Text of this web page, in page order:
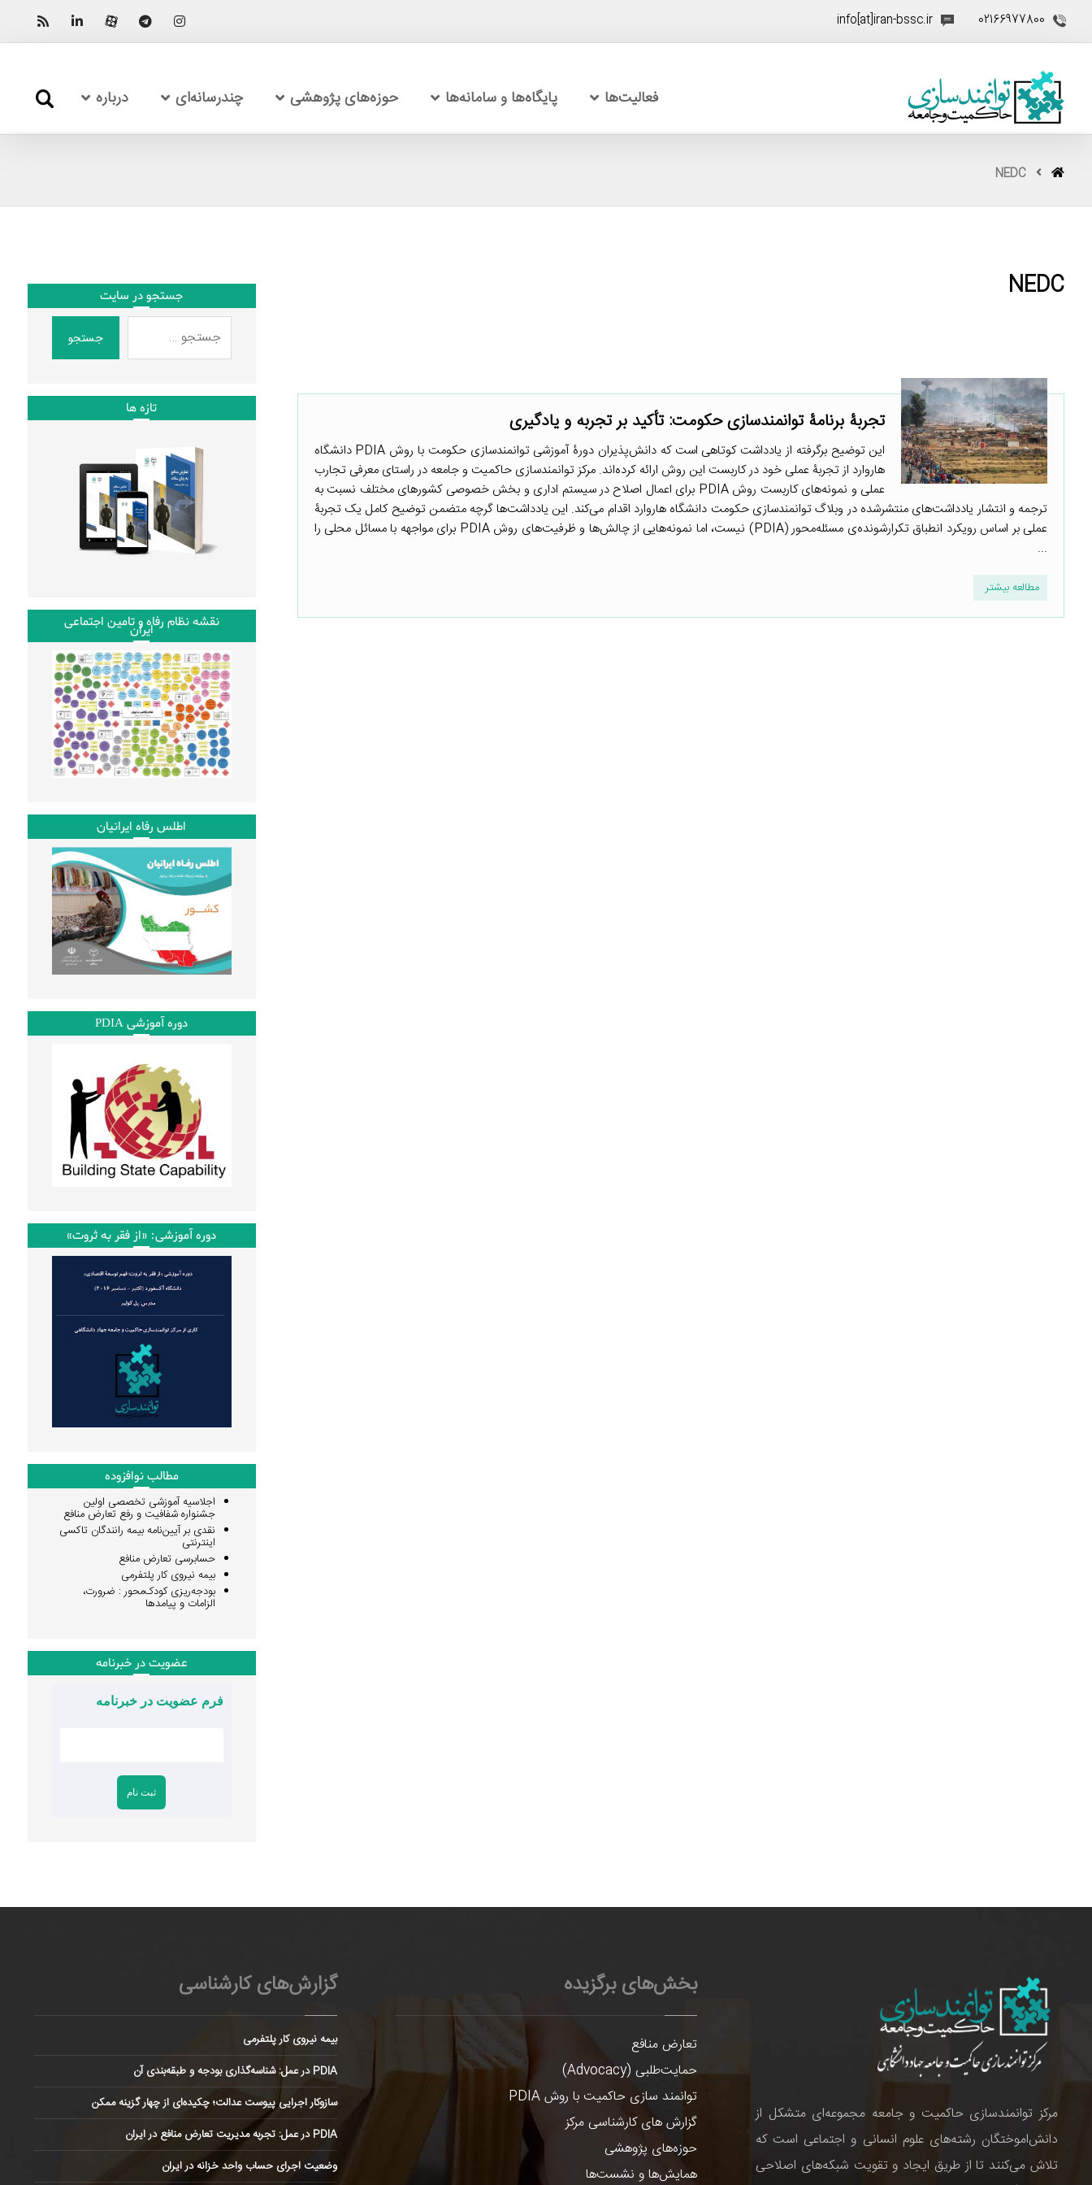
02166977800
info[at]iran-bssc.ir
فعالیت‌ها پایگاه‌ها و سامانه‌ها حوزه‌های پژوهشی چندرسانه‌ای درباره
NEDC
NEDC
تجربۀ برنامۀ توانمندسازی حکومت: تأکید بر تجربه و یادگیری
این توضیح برگرفته از یادداشت کوتاهی است که دانش‌پذیران دورۀ آموزشی توانمندسازی حکومت با روش PDIA دانشگاه
هاروارد از تجربۀ عملی خود در کاربست این روش ارائه کرده‌اند. مرکز توانمندسازی حاکمیت و جامعه در راستای معرفی تجارب
عملی و نمونه‌های کاربست روش PDIA برای اعمال اصلاح در سیستم اداری و بخش خصوصی کشورهای مختلف نسبت به
ترجمه و انتشار یادداشت‌های منتشرشده در وبلاگ توانمندسازی حکومت دانشگاه هاروارد اقدام می‌کند. این یادداشت‌ها گرچه متضمن توضیح کامل یک تجربۀ
عملی بر اساس رویکرد انطباق تکرار‌شونده‌ی مسئله‌محور (PDIA) نیست، اما نمونه‌هایی از چالش‌ها و ظرفیت‌های روش PDIA برای مواجهه با مسائل محلی را
...
مطالعه بیشتر
جستجو در سایت
جستجو
تازه ها
نقشه نظام رفاه و تامین اجتماعی
ایران
اطلس رفاه ایرانیان
دوره آموزشی PDIA
دوره آموزشی: «از فقر به ثروت»
مطالب نوافزوده
اجلاسیه آموزشی تخصصی اولین
جشنواره شفافیت و رفع تعارض منافع
نقدی بر آیین‌نامه بیمه رانندگان تاکسی
اینترنتی
حسابرسی تعارض منافع
بیمه نیروی کار پلتفرمی
بودجه‌ریزی کودک‌محور : ضرورت،
الزامات و پیامدها
عضویت در خبرنامه
فرم عضویت در خبرنامه
مرکز توانمندسازی حاکمیت و جامعه مجموعه‌ای متشکل از
دانش‌اموختگان رشته‌های علوم انسانی و اجتماعی است که
تلاش می‌کنند تا از طریق ایجاد و تقویت شبکه‌های اصلاحی
بخش‌های برگزیده
تعارض منافع
حمایت‌طلبی (Advocacy)
توانمند سازی حاکمیت با روش PDIA
گزارش های کارشناسی مرکز
حوزه‌های پژوهشی
همایش‌ها و نشست‌ها
گزارش‌های کارشناسی
بیمه نیروی کار پلتفرمی
PDIA در عمل: شناسه‌گذاری بودجه و طبقه‌بندی آن
سازوکار اجرایی پیوست عدالت؛ چکیده‌ای از چهار گزینه ممکن
PDIA در عمل: تجربه مدیریت تعارض منافع در ایران
وضعیت اجرای حساب واحد خزانه در ایران